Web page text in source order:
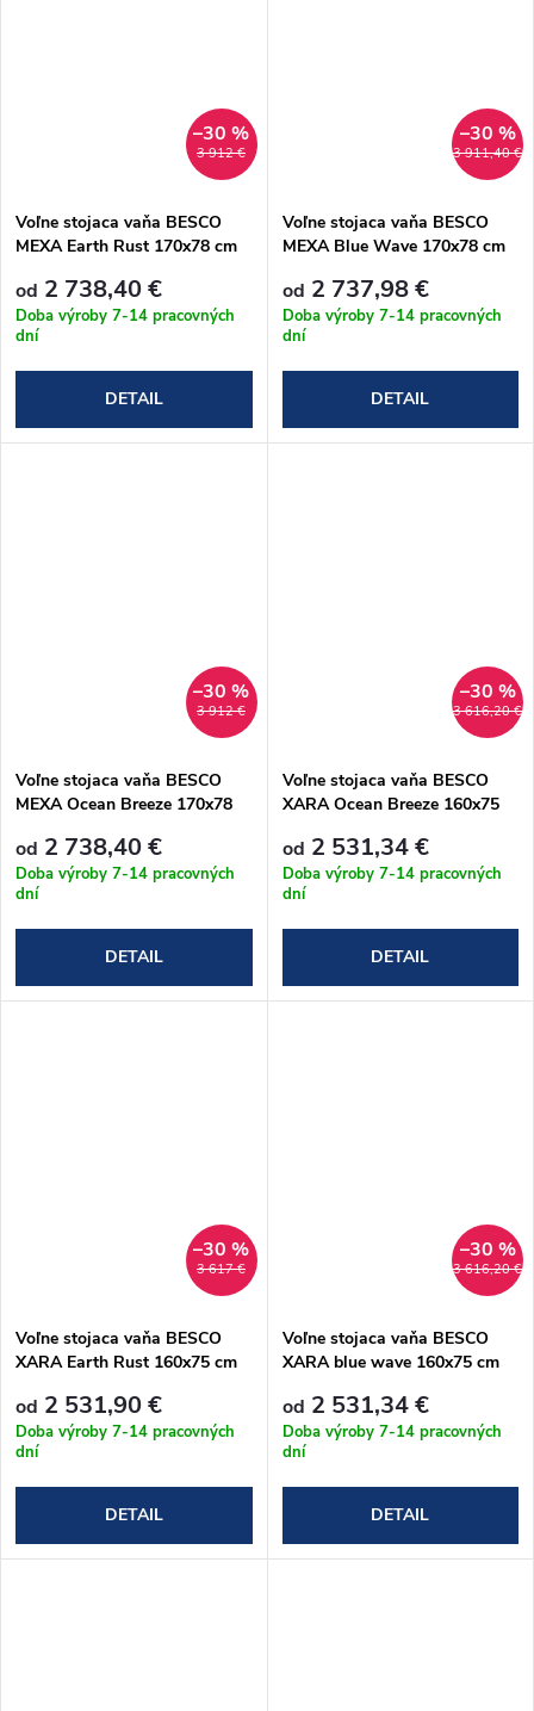
3 912 €
–30 %
Voľne stojaca vaňa BESCO
MEXA Earth Rust 170x78 cm
od 2 738,40 €
Doba výroby 7-14 pracovných
dní
DETAIL
3 911,40 €
–30 %
Voľne stojaca vaňa BESCO
MEXA Blue Wave 170x78 cm
od 2 737,98 €
Doba výroby 7-14 pracovných
dní
DETAIL
3 912 €
–30 %
Voľne stojaca vaňa BESCO
MEXA Ocean Breeze 170x78
od 2 738,40 €
Doba výroby 7-14 pracovných
dní
DETAIL
3 616,20 €
–30 %
Voľne stojaca vaňa BESCO
XARA Ocean Breeze 160x75
od 2 531,34 €
Doba výroby 7-14 pracovných
dní
DETAIL
3 617 €
–30 %
Voľne stojaca vaňa BESCO
XARA Earth Rust 160x75 cm
od 2 531,90 €
Doba výroby 7-14 pracovných
dní
DETAIL
3 616,20 €
–30 %
Voľne stojaca vaňa BESCO
XARA blue wave 160x75 cm
od 2 531,34 €
Doba výroby 7-14 pracovných
dní
DETAIL